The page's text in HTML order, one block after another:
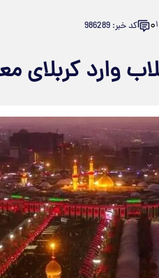
۰ کد خبر: 986289
وارد کربلای